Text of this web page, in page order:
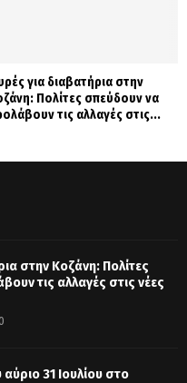
για διαβατήρια στην
Πολίτες σπεύδουν να
τις αλλαγές στις...
στην Κοζάνη: Πολίτες
τις αλλαγές στις νέες
31 Ιουλίου στο